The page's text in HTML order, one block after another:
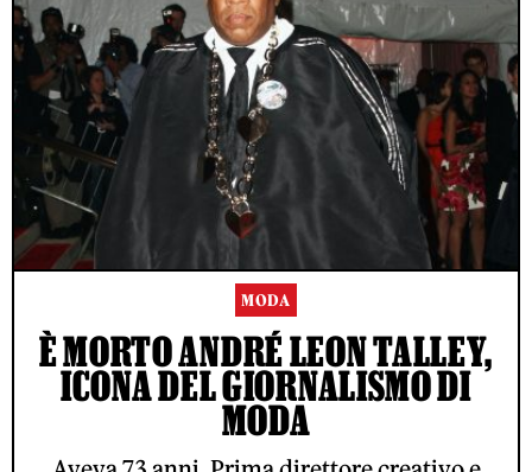
MODA
È MORTO ANDRÉ LEON TALLEY,
ICONA DEL GIORNALISMO DI
MODA